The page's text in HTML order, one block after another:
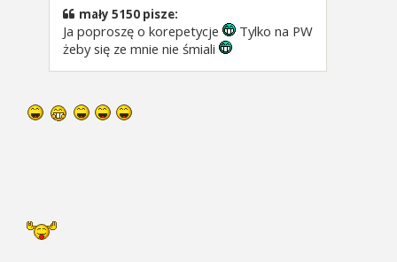
mały 5150 pisze:
Ja poproszę o korepetycje
Tylko na PW
żeby się ze mnie nie śmiali